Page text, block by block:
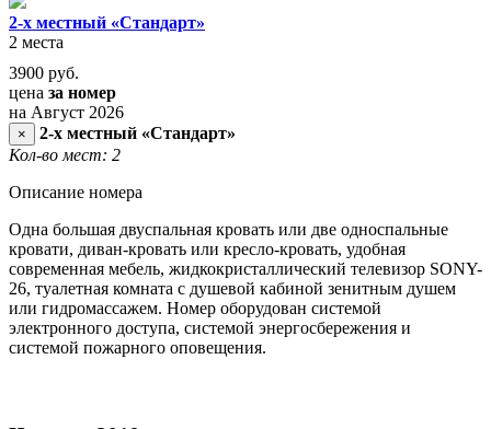
2-х местный «Стандарт»
2 места
3900 руб.
цена за номер
на Август 2026
×
2-х местный «Стандарт»
Кол-во мест: 2
Описание номера
Одна большая двуспальная кровать или две односпальные
кровати, диван-кровать или кресло-кровать, удобная
современная мебель, жидкокристаллический телевизор SONY-
26, туалетная комната с душевой кабиной зенитным душем
или гидромассажем. Номер оборудован системой
электронного доступа, системой энергосбережения и
системой пожарного оповещения.